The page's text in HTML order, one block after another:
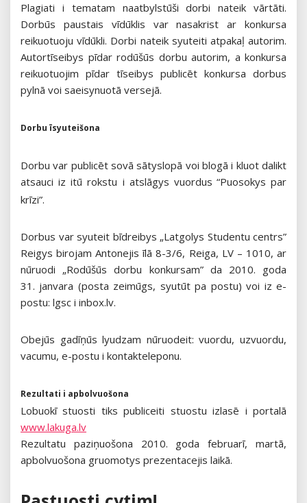
Plagiati i tematam naatbylstūši dorbi nateik vārtāti.
Dorbūs paustais vīdūklis var nasakrist ar konkursa
reikuotuoju vīdūkli. Dorbi nateik syuteiti atpakaļ autorim.
Autortīseibys pīdar rodūšūs dorbu autorim, a konkursa
reikuotuojim pīdar tīseibys publicēt konkursa dorbus
pylnā voi saeisynuotā versejā.
Dorbu īsyuteišona
Dorbu var publicēt sovā sātyslopā voi blogā i kluot dalikt
atsauci iz itū rokstu i atslāgys vuordus “Puosokys par
krīzi”.
Dorbus var syuteit bīdreibys „Latgolys Studentu centrs”
Reigys birojam Antonejis īlā 8-3/6, Reiga, LV – 1010, ar
nūruodi „Rodūšūs dorbu konkursam” da 2010. goda
31. janvara (posta zeimūgs, syutūt pa postu) voi iz e-
postu: lgsc i inbox.lv.
Obejūs gadīņūs lyudzam nūruodeit: vuordu, uzvuordu,
vacumu, e-postu i kontakteleponu.
Rezultati i apbolvuošona
Lobuokī stuosti tiks publiceiti stuostu izlasē i portalā
www.lakuga.lv
Rezultatu paziņuošona 2010. goda februarī, martā,
apbolvuošona gruomotys prezentacejis laikā.